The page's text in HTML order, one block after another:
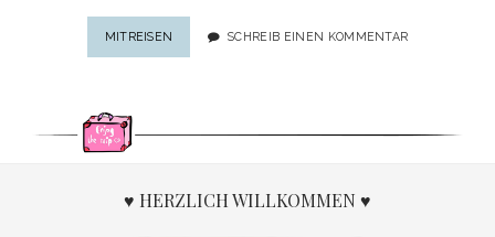
MITREISEN
BILD,
HOCHZEIT
SCHREIB EINEN KOMMENTAR
♥ HERZLICH WILLKOMMEN ♥